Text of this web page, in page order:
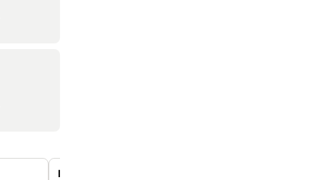
Instalações de fitness e bem-estar bem equipadas